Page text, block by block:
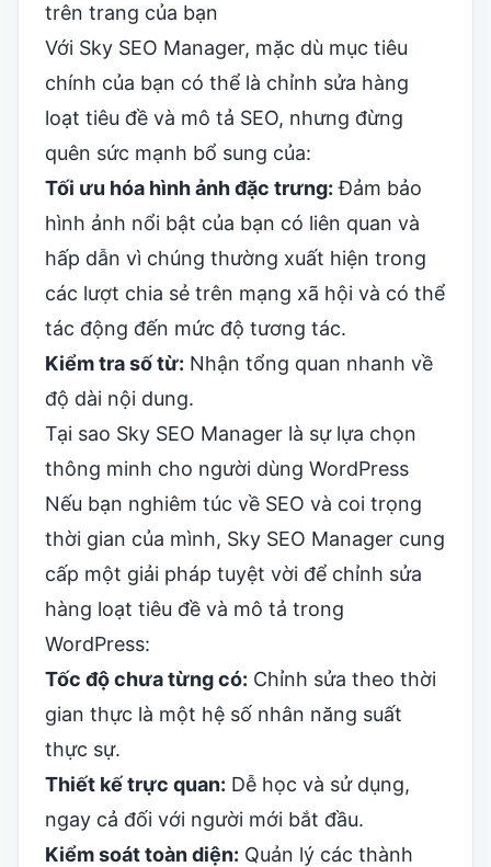
trên trang của bạn
Với Sky SEO Manager, mặc dù mục tiêu
chính của bạn có thể là chỉnh sửa hàng
loạt tiêu đề và mô tả SEO, nhưng đừng
quên sức mạnh bổ sung của:
Tối ưu hóa hình ảnh đặc trưng: Đảm bảo
hình ảnh nổi bật của bạn có liên quan và
hấp dẫn vì chúng thường xuất hiện trong
các lượt chia sẻ trên mạng xã hội và có thể
tác động đến mức độ tương tác.
Kiểm tra số từ: Nhận tổng quan nhanh về
độ dài nội dung.
Tại sao Sky SEO Manager là sự lựa chọn
thông minh cho người dùng WordPress
Nếu bạn nghiêm túc về SEO và coi trọng
thời gian của mình, Sky SEO Manager cung
cấp một giải pháp tuyệt vời để chỉnh sửa
hàng loạt tiêu đề và mô tả trong
WordPress:
Tốc độ chưa từng có: Chỉnh sửa theo thời
gian thực là một hệ số nhân năng suất
thực sự.
Thiết kế trực quan: Dễ học và sử dụng,
ngay cả đối với người mới bắt đầu.
Kiểm soát toàn diện: Quản lý các thành